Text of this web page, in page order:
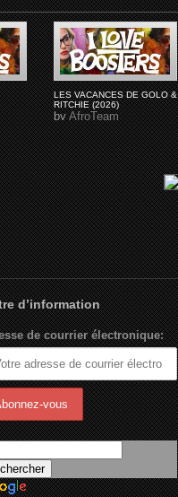
LES VACANCES DE GOLO &
RITCHIE (2026)
byAfroTeam
d’information
de courrier électronique: